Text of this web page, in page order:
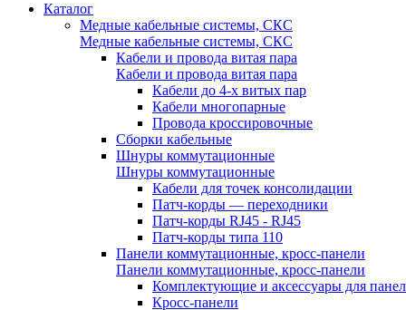
Каталог
Медные кабельные системы, СКС
Медные кабельные системы, СКС
Кабели и провода витая пара
Кабели и провода витая пара
Кабели до 4-х витых пар
Кабели многопарные
Провода кроссировочные
Сборки кабельные
Шнуры коммутационные
Шнуры коммутационные
Кабели для точек консолидации
Патч-корды — переходники
Патч-корды RJ45 - RJ45
Патч-корды типа 110
Панели коммутационные, кросс-панели
Панели коммутационные, кросс-панели
Комплектующие и аксессуары для
Кросс-панели